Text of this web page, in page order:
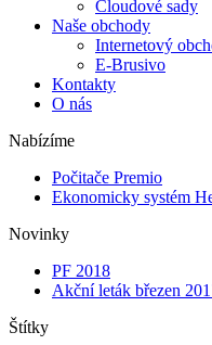
Cloudové sady
Naše obchody
Internetový
E-Brusivo
Kontakty
O nás
Nabízíme
Počitače Premio
Ekonomicky systém
Novinky
PF 2018
Akční leták březen
Štítky